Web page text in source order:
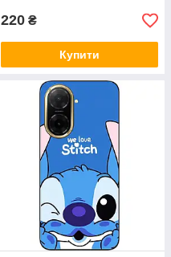
220 ₴
Купити